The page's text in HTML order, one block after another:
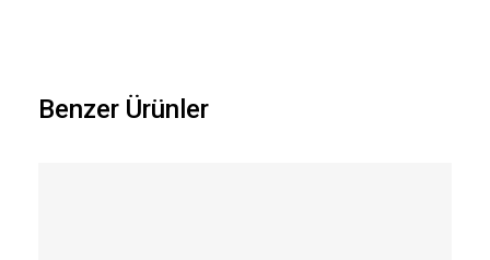
Benzer Ürünler